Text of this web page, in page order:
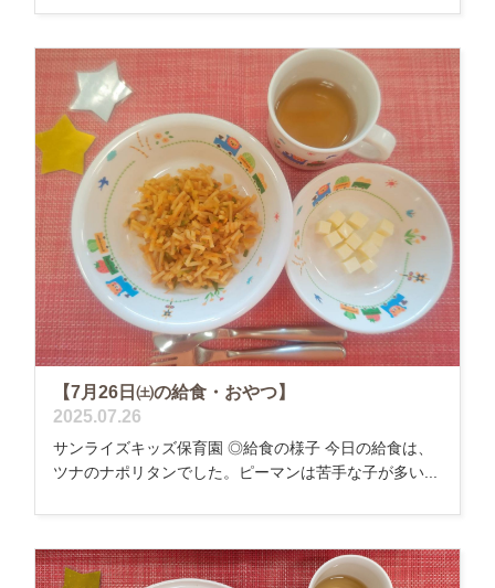
【7月26日㈯の給食・おやつ】
2025.07.26
サンライズキッズ保育園 ◎給食の様子 今日の給食は、
ツナのナポリタンでした。ピーマンは苦手な子が多い...